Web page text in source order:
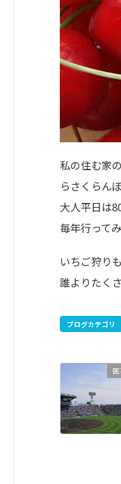
私の住む家
らさくらん
大人平日は
毎年行って
いちご狩り
誰よりたく
ブログカテゴリ